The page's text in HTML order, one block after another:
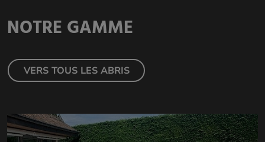
NOTRE GAMME
VERS TOUS LES ABRIS